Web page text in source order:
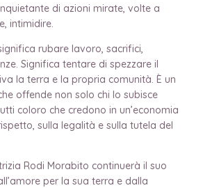
di azioni mirate, volte a
intimidire.
rubare lavoro, sacrifici,
Significa tentare di spezzare il
la terra e la propria comunità. È un
offende non solo chi lo subisce
coloro che credono in un’economia
sulla legalità e sulla tutela del
Rodi Morabito continuerà il suo
per la sua terra e dalla